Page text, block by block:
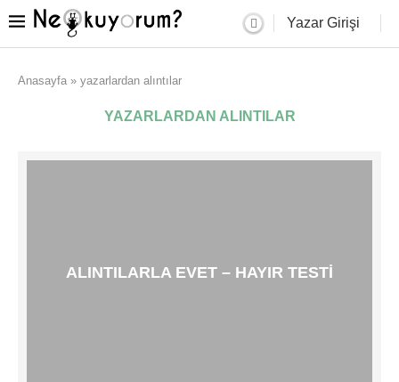
Yazar Girişi
Anasayfa » yazarlardan alıntılar
YAZARLARDAN ALINTILAR
ALINTILARLA EVET – HAYIR TESTI